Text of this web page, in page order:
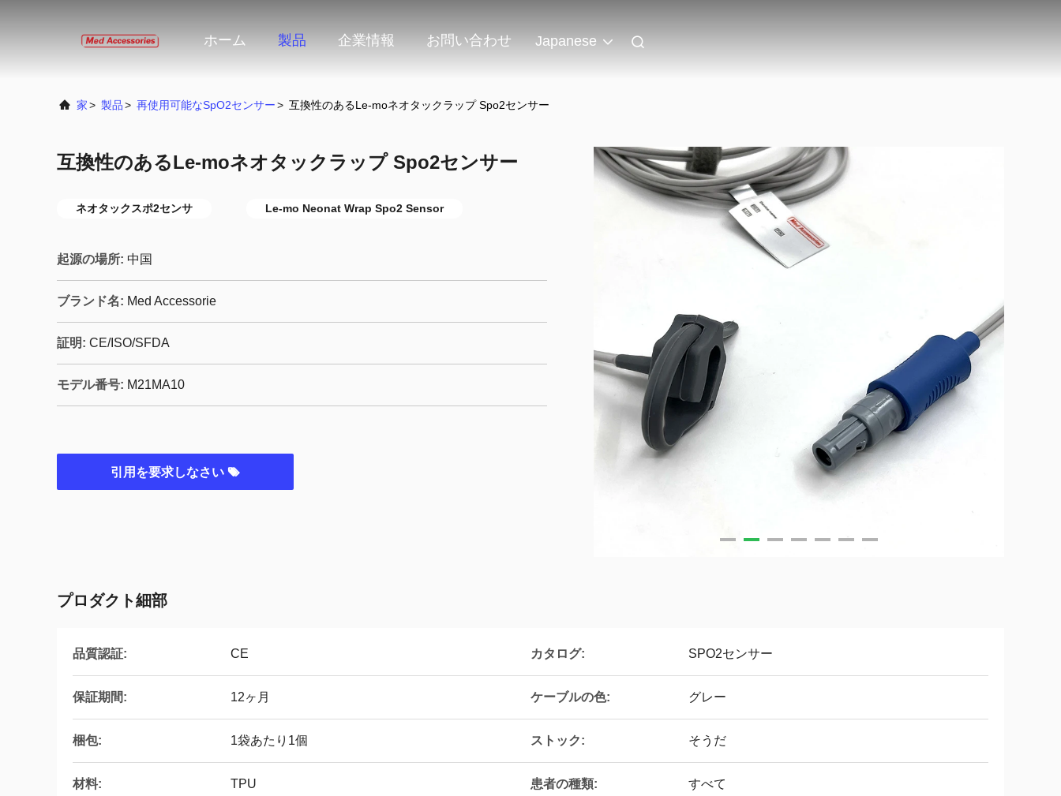
ホーム 製品 企業情報 お問い合わせ Japanese
家> 製品> 再使用可能なspO2センサー> 互換性のあるLe-moネオタックラップ Spo2センサー
互換性のあるLe-moネオタックラップ Spo2センサー
ネオタックスポ2センサ Le-mo Neonat Wrap Spo2 Sensor
起源の場所: 中国
ブランド名: Med Accessorie
証明: CE/ISO/SFDA
モデル番号: M21MA10
引用を要求しなさい
プロダクト細部
品質認証: CE カタログ: SPO2センサー
保証期間: 12ヶ月 ケーブルの色: グレー
梱包: 1袋あたり1個 ストック: そうだ
材料: TPU 患者の種類: すべて